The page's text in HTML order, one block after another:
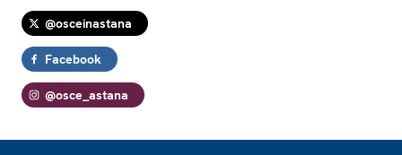
@osceinastana
Facebook
@osce_astana